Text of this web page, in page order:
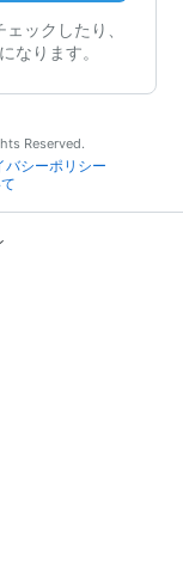
ックしたり、
なります。
Reserved.
バシーポリシー